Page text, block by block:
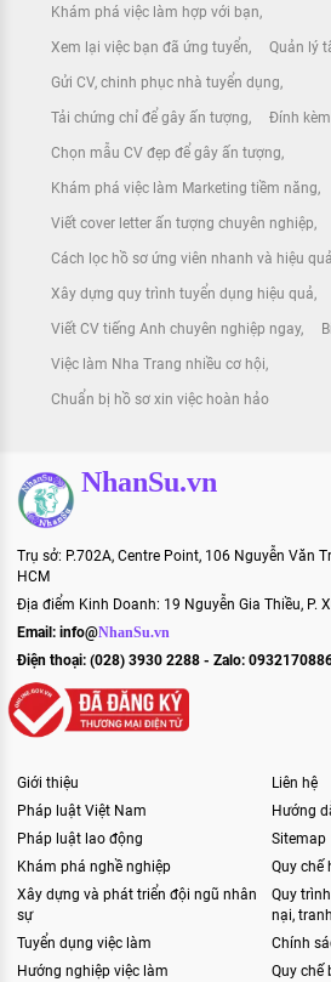
Khám phá việc làm hợp với bạn
Xem lại việc bạn đã ứng tuyển Quản lý
Gửi CV, chinh phục nhà tuyển dụng
Tải chứng chỉ để gây ấn tượng Đính
Chọn mẫu CV đẹp để gây ấn tượng
Khám phá việc làm Marketing tiềm năng
Viết cover letter ấn tượng chuyên nghiệp
Cách lọc hồ sơ ứng viên nhanh và hiệu quả
Xây dựng quy trình tuyển dụng hiệu quả
Viết CV tiếng Anh chuyên nghiệp ngay
Việc làm Nha Trang nhiều cơ hội
Chuẩn bị hồ sơ xin việc hoàn hảo
NhanSu.vn
Trụ sở: P.702A, Centre Point, 106 Nguyễn Văn
HCM
Địa điểm Kinh Doanh: 19 Nguyễn Gia Thiều, P.
Email: info@NhanSu.vn
Điện thoại: (028) 3930 2288 - Zalo:
Giới thiệu
Pháp luật Việt Nam
Pháp luật lao động
Khám phá nghề nghiệp
Xây dựng và phát triển đội ngũ nhân
sự
Tuyển dụng việc làm
Hướng nghiệp việc làm
Liên hệ
Hướng
Sitemap
Quy chế
Quy
nại,
Chính
Quy chế